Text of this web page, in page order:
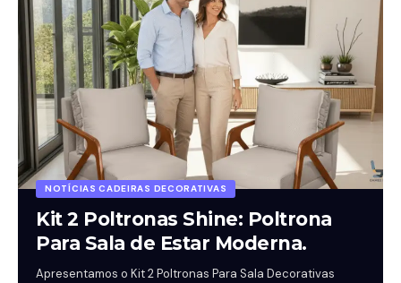
NOTÍCIAS CADEIRAS DECORATIVAS
Kit 2 Poltronas Shine: Poltrona
Para Sala de Estar Moderna.
Apresentamos o Kit 2 Poltronas Para Sala Decorativas